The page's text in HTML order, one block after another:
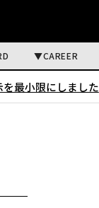
CAREER
最小限にしました